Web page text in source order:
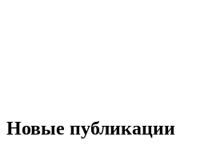
Новые публикации